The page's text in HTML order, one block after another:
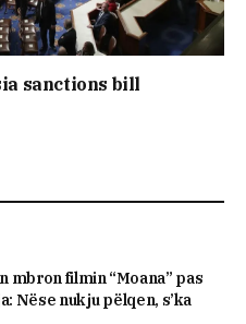
sanctions bill
mbron filmin “Moana” pas
Nëse nuk ju pëlqen, s’ka